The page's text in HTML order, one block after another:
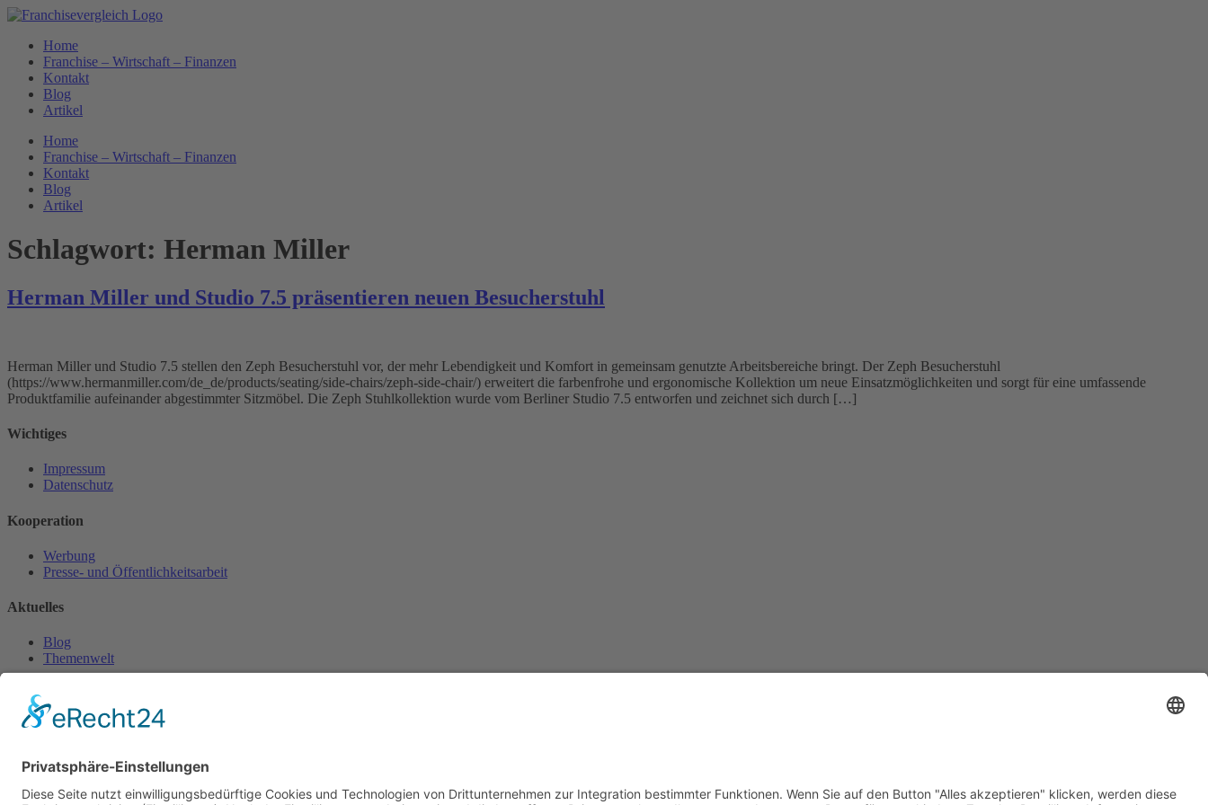
Zum
springenHome
Franchise – Wirtschaft – Finanzen
Kontakt
Blog
Artikel
Home
Franchise – Wirtschaft – Finanzen
Kontakt
Blog
Artikel
Schlagwort: Herman Miller
Herman Miller und Studio 7.5 präsentieren neuen Besucherstuhl
Herman Miller und Studio 7.5 stellen den Zeph Besucherstuhl vor, der mehr Lebendigkeit und Komfort in gemeinsam genutzte Arbeitsbereiche bringt. Der Zeph Besucherstuhl
(https://www.hermanmiller.com/de_de/products/seating/side-chairs/zeph-side-chair/) erweitert die farbenfrohe und ergonomische Kollektion um neue Einsatzmöglichkeiten und sorgt für eine umfassende
Produktfamilie aufeinander abgestimmter Sitzmöbel. Die Zeph Stuhlkollektion wurde vom Berliner Studio 7.5 entworfen und zeichnet sich durch […]
Wichtiges
Impressum
Datenschutz
Kooperation
Werbung
Presse- und Öffentlichkeitsarbeit
Aktuelles
Blog
Themenwelt
Zertifikat
Geprüfter Franchisegeber
© 2023 Franchisevergleich.eu